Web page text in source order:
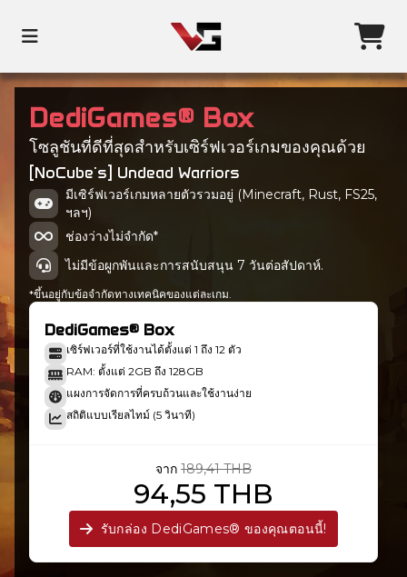
DediGames® Box
โซลูชันที่ดีที่สุดสำหรับเซิร์ฟเวอร์เกมของคุณด้วย
[NoCube's] Undead Warriors
มีเซิร์ฟเวอร์เกมหลายตัวรวมอยู่ (Minecraft, Rust, FS25,
ฯลฯ)
ช่องว่างไม่จำกัด*
ไม่มีข้อผูกพันและการสนับสนุน 7 วันต่อสัปดาห์.
*ขึ้นอยู่กับข้อจำกัดทางเทคนิคของแต่ละเกม.
DediGames® Box
เซิร์ฟเวอร์ที่ใช้งานได้ตั้งแต่ 1 ถึง 12 ตัว
RAM: ตั้งแต่ 2GB ถึง 128GB
แผงการจัดการที่ครบถ้วนและใช้งานง่าย
สถิติแบบเรียลไทม์ (5 วินาที)
จาก 189,41 THB
94,55 THB
รับกล่อง DediGames® ของคุณตอนนี้!